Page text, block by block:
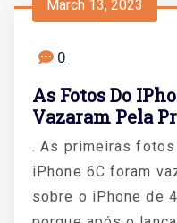
March 13, 2023
0
As Fotos Do
Vazaram Pela
. As primeiras
iPhone 6C foram
sobre o iPhone de